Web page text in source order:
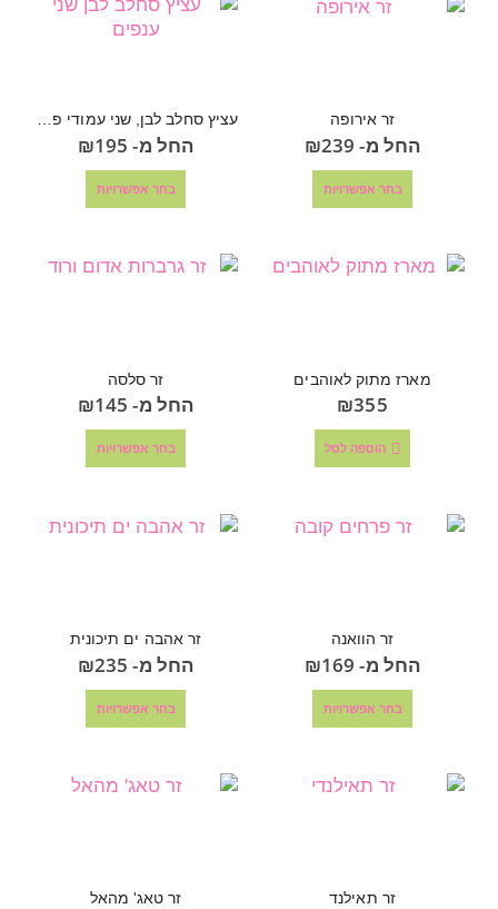
זר אירופה
החל מ- ₪239
בחר אפשרויות
החל מ- ₪195
בחר אפשרויות
מארז מתוק לאוהבים
₪355
הוספה לסל
זר סלסה
החל מ- ₪145
בחר אפשרויות
זר הוואנה
החל מ- ₪169
בחר אפשרויות
זר אהבה ים תיכונית
החל מ- ₪235
בחר אפשרויות
זר תאילנד זר טאג' מהאל